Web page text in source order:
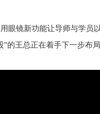
眼镜新功能让导师与学员
的王总正在着手下一步布局